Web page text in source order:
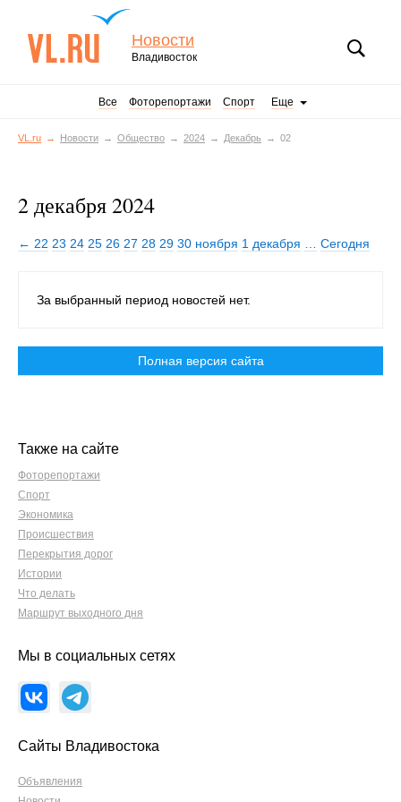
Новости
Владивосток
Все Фоторепортажи Спорт Еще
VL.ru Новости Общество 2024 Декабрь 02
2 декабря 2024
← 22 23 24 25 26 27 28 29 30 ноября 1 декабря Сегодня
За выбранный период новостей нет.
Полная версия сайта
Также на сайте
Фоторепортажи
Спорт
Экономика
Происшествия
Перекрытия дорог
Истории
Что делать
Маршрут выходного дня
Мы в социальных сетях
Сайты Владивостока
Объявления